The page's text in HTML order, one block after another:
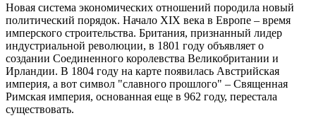
Новая система экономических отношений породила новый
политический порядок. Начало XIX века в Европе – время
имперского строительства. Британия, признанный лидер
индустриальной революции, в 1801 году объявляет о
создании Соединенного королевства Великобритании и
Ирландии. В 1804 году на карте появилась Австрийская
империя, а вот символ "славного прошлого" – Священная
Римская империя, основанная еще в 962 году, перестала
существовать.